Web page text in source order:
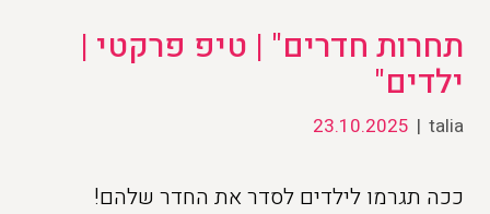
תחרות חדרים" | טיפ פרקטי |
ילדים"
talia
|
23.10.2025
ככה תגרמו לילדים לסדר את החדר שלהם!